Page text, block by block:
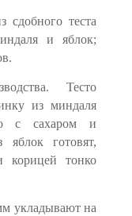
сдобного теста
и яблок;
Тесто
из миндаля
с сахаром и
готовят,
корицей тонко
укладывают на